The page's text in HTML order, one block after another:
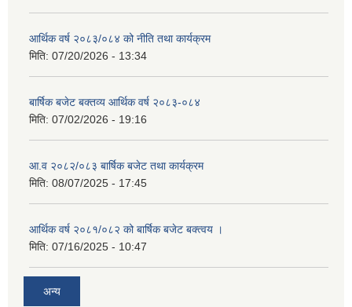
आर्थिक वर्ष २०८३/०८४ को नीति तथा कार्यक्रम
मिति: 07/20/2026 - 13:34
बार्षिक बजेट बक्तव्य आर्थिक वर्ष २०८३-०८४
मिति: 07/02/2026 - 19:16
आ.व २०८२/०८३ बार्षिक बजेट तथा कार्यक्रम
मिति: 08/07/2025 - 17:45
आर्थिक वर्ष २०८१/०८२ को बार्षिक बजेट बक्त्वय ।
मिति: 07/16/2025 - 10:47
अन्य